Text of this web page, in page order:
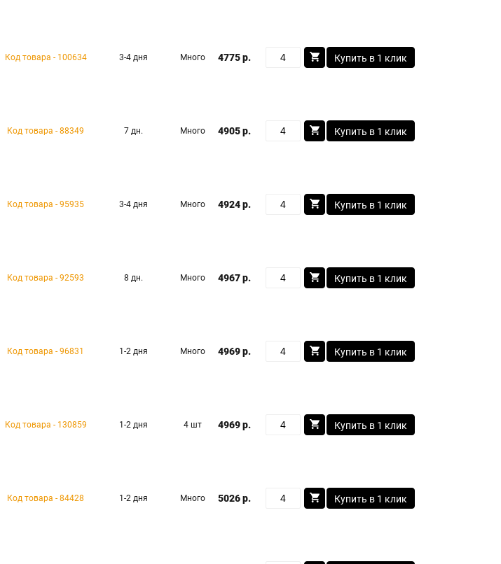
Код товара - 100634 3-4 дня Много 4775 р. Купить в 1 клик
Код товара - 88349 7 дн. Много 4905 р. Купить в 1 клик
Код товара - 95935 3-4 дня Много 4924 р. Купить в 1 клик
Код товара - 92593 8 дн. Много 4967 р. Купить в 1 клик
Код товара - 96831 1-2 дня Много 4969 р. Купить в 1 клик
Код товара - 130859 1-2 дня 4 шт 4969 р. Купить в 1 клик
Код товара - 84428 1-2 дня Много 5026 р. Купить в 1 клик